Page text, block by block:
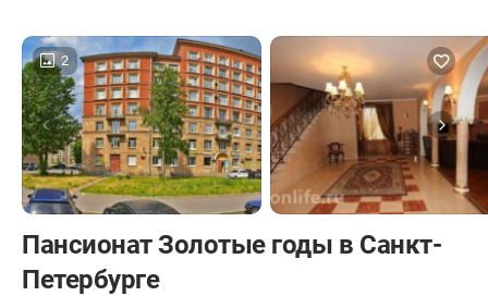
2
Пансионат Золотые годы в Санкт-
Петербурге